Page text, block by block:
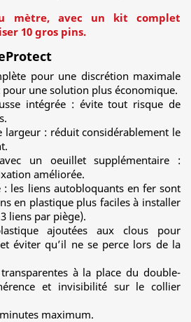
mètre, avec un kit complet
10 gros pins.
pour une discrétion maximale
une solution plus économique.
intégrée : évite tout risque de
largeur : réduit considérablement le
un oeuillet supplémentaire :
améliorée.
: les liens autobloquants en fer sont
en plastique plus faciles à installer
liens par piège).
ajoutées aux clous pour
éviter qu’il ne se perce lors de la
à la place du double-
et invisibilité sur le collier
maximum.